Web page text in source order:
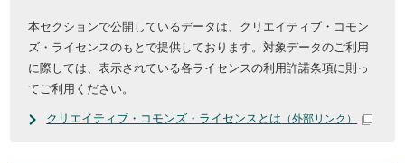
本セクションで公開しているデータは、クリエイティブ・コモン
ズ・ライセンスのもとで提供しております。対象データのご利用
に際しては、表示されている各ライセンスの利用許諾条項に則っ
てご利用ください。
クリエイティブ・コモンズ・ライセンスとは （外部リンク）